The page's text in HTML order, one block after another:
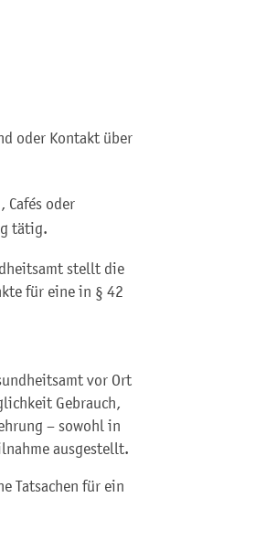
oder Kontakt über
Cafés oder
tätig.
stellt die
für eine in § 42
vor Ort
Gebrauch,
– sowohl in
ausgestellt.
Tatsachen für ein